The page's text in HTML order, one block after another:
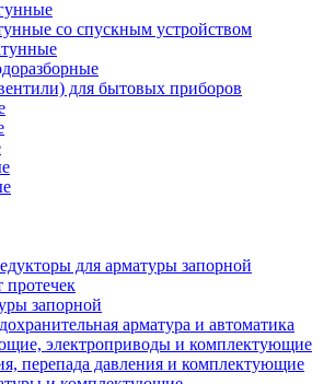
со спускным устройством
для бытовых приборов
для арматуры запорной
запорной
арматура и автоматика
электроприводы и комплектующие
перепада давления и комплектующие